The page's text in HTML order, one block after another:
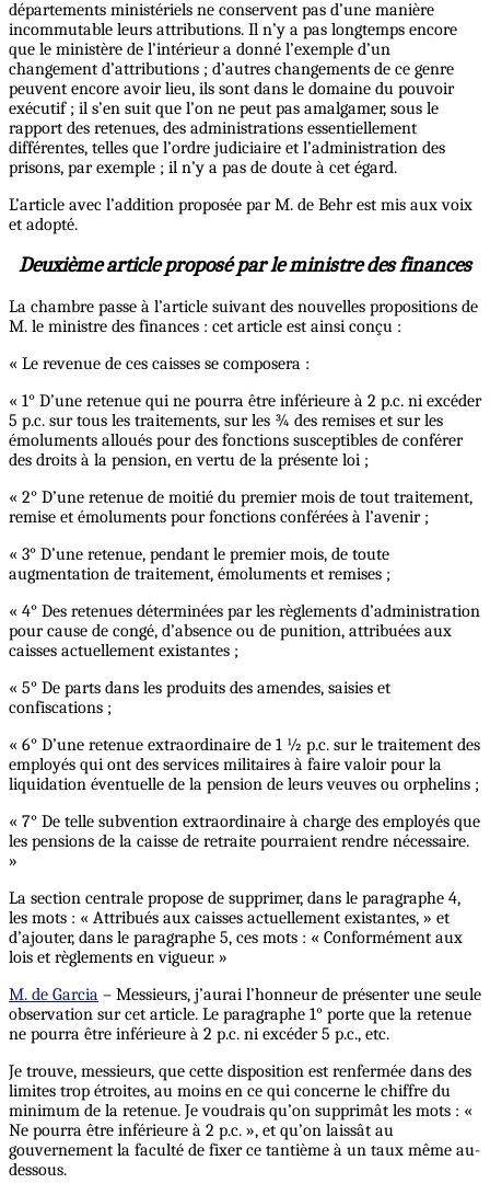
départements ministériels ne conservent pas d’une manière
incommutable leurs attributions. Il n’y a pas longtemps encore
que le ministère de l’intérieur a donné l’exemple d’un
changement d’attributions ; d’autres changements de ce genre
peuvent encore avoir lieu, ils sont dans le domaine du pouvoir
exécutif ; il s’en suit que l’on ne peut pas amalgamer, sous le
rapport des retenues, des administrations essentiellement
différentes, telles que l’ordre judiciaire et l’administration des
prisons, par exemple ; il n’y a pas de doute à cet égard.
L’article avec l’addition proposée par M. de Behr est mis aux voix
et adopté.
Deuxième article proposé par le ministre des finances
La chambre passe à l’article suivant des nouvelles propositions de
M. le ministre des finances : cet article est ainsi conçu :
« Le revenue de ces caisses se composera :
« 1° D’une retenue qui ne pourra être inférieure à 2 p.c. ni excéder
5 p.c. sur tous les traitements, sur les ¾ des remises et sur les
émoluments alloués pour des fonctions susceptibles de conférer
des droits à la pension, en vertu de la présente loi ;
« 2° D’une retenue de moitié du premier mois de tout traitement,
remise et émoluments pour fonctions conférées à l’avenir ;
« 3° D’une retenue, pendant le premier mois, de toute
augmentation de traitement, émoluments et remises ;
« 4° Des retenues déterminées par les règlements d’administration
pour cause de congé, d’absence ou de punition, attribuées aux
caisses actuellement existantes ;
« 5° De parts dans les produits des amendes, saisies et
confiscations ;
« 6° D’une retenue extraordinaire de 1 ½ p.c. sur le traitement des
employés qui ont des services militaires à faire valoir pour la
liquidation éventuelle de la pension de leurs veuves ou orphelins ;
« 7° De telle subvention extraordinaire à charge des employés que
les pensions de la caisse de retraite pourraient rendre nécessaire.
»
La section centrale propose de supprimer, dans le paragraphe 4,
les mots : « Attribués aux caisses actuellement existantes, » et
d’ajouter, dans le paragraphe 5, ces mots : « Conformément aux
lois et règlements en vigueur. »
M. de Garcia – Messieurs, j’aurai l’honneur de présenter une seule
observation sur cet article. Le paragraphe 1° porte que la retenue
ne pourra être inférieure à 2 p.c. ni excéder 5 p.c., etc.
Je trouve, messieurs, que cette disposition est renfermée dans des
limites trop étroites, au moins en ce qui concerne le chiffre du
minimum de la retenue. Je voudrais qu’on supprimât les mots : «
Ne pourra être inférieure à 2 p.c. », et qu’on laissât au
gouvernement la faculté de fixer ce tantième à un taux même au-
dessous.